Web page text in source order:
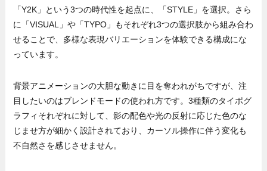
「Y2K」という3つの時代性を起点に、「STYLE」を選択。さら
に「VISUAL」や「TYPO」もそれぞれ3つの選択肢から組み合わ
せることで、多様な表現バリエーションを体験できる構成にな
っています。
背景アニメーションの大胆な動きに目を奪われがちですが、注
目したいのはブレンドモードの使われ方です。3種類のタイポグ
ラフィそれぞれに対して、影の配色や光の反射に応じた色のな
じませ方が細かく設計されており、カーソル操作に伴う変化も
不自然さを感じさせません。